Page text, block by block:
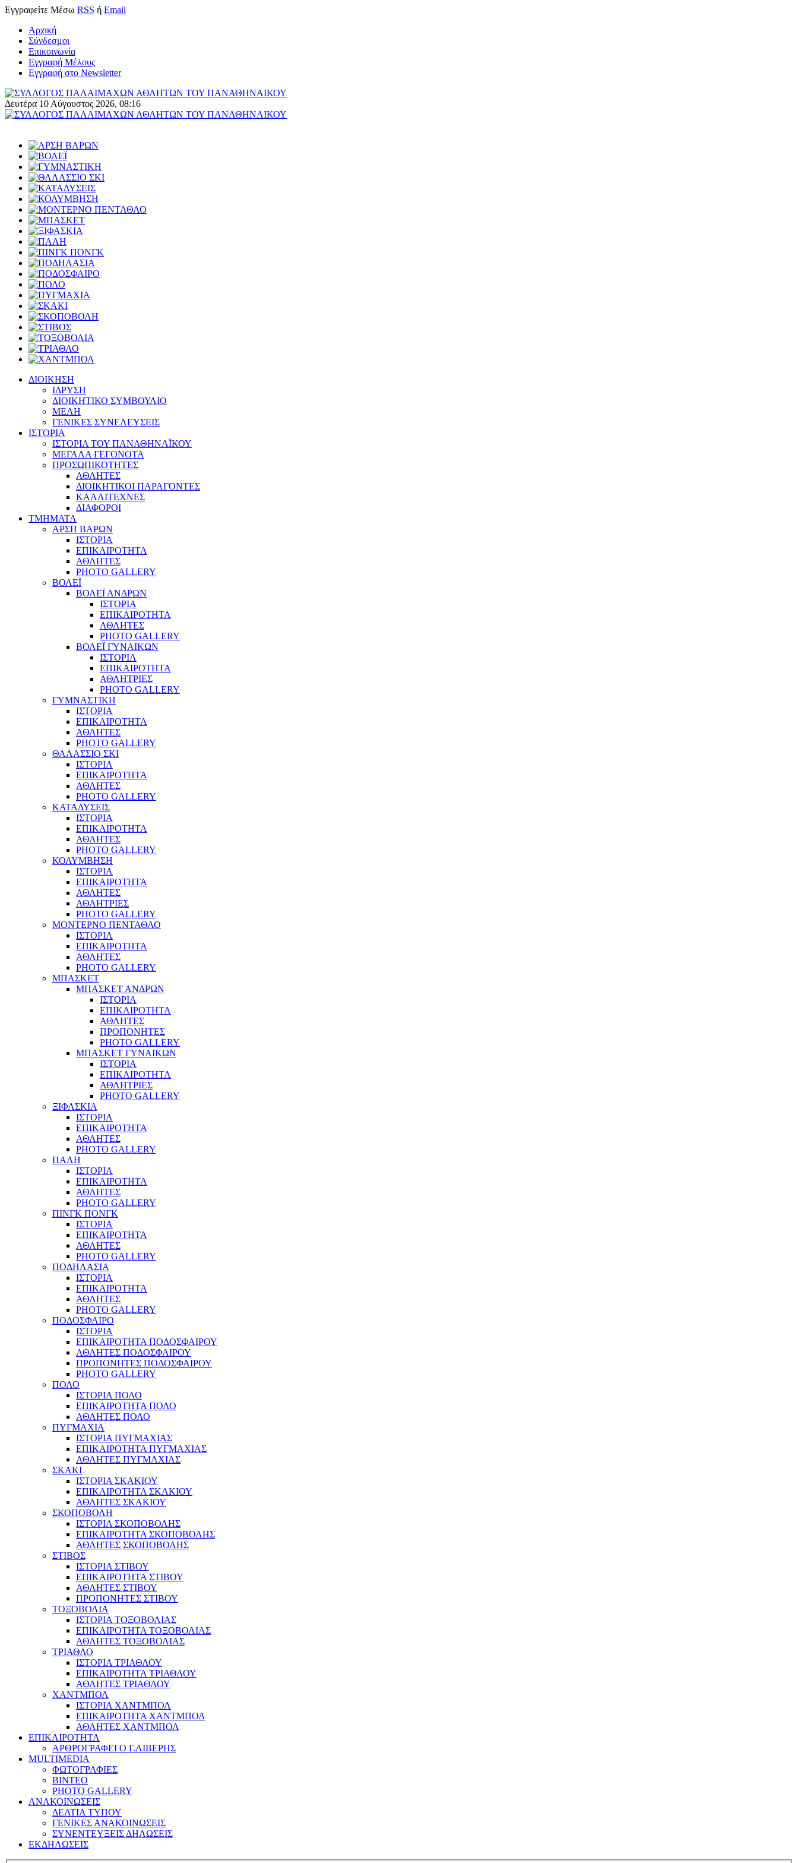
Εγγραφείτε Μέσω RSS ή Email
Αρχική
Σύνδεσμοι
Επικοινωνία
Εγγραφή Μέλους
Εγγραφή στο Newsletter
Δευτέρα 10 Αύγουστος 2026, 08:16
ΔΙΟΙΚΗΣΗ
ΙΔΡΥΣΗ
ΔΙΟΙΚΗΤΙΚΟ ΣΥΜΒΟΥΛΙΟ
ΜΕΛΗ
ΓΕΝΙΚΕΣ ΣΥΝΕΛΕΥΣΕΙΣ
ΙΣΤΟΡΙΑ
ΙΣΤΟΡΙΑ ΤΟΥ ΠΑΝΑΘΗΝΑΪΚΟΥ
ΜΕΓΑΛΑ ΓΕΓΟΝΟΤΑ
ΠΡΟΣΩΠΙΚΟΤΗΤΕΣ
ΑΘΛΗΤΕΣ
ΔΙΟΙΚΗΤΙΚΟΙ ΠΑΡΑΓΟΝΤΕΣ
ΚΑΛΛΙΤΕΧΝΕΣ
ΔΙΑΦΟΡΟΙ
ΤΜΗΜΑΤΑ
ΑΡΣΗ ΒΑΡΩΝ
ΙΣΤΟΡΙΑ
ΕΠΙΚΑΙΡΟΤΗΤΑ
ΑΘΛΗΤΕΣ
PHOTO GALLERY
ΒΟΛΕΪ
ΒΟΛΕΪ ΑΝΔΡΩΝ
ΙΣΤΟΡΙΑ
ΕΠΙΚΑΙΡΟΤΗΤΑ
ΑΘΛΗΤΕΣ
PHOTO GALLERY
ΒΟΛΕΪ ΓΥΝΑΙΚΩΝ
ΙΣΤΟΡΙΑ
ΕΠΙΚΑΙΡΟΤΗΤΑ
ΑΘΛΗΤΡΙΕΣ
PHOTO GALLERY
ΓΥΜΝΑΣΤΙΚΗ
ΙΣΤΟΡΙΑ
ΕΠΙΚΑΙΡΟΤΗΤΑ
ΑΘΛΗΤΕΣ
PHOTO GALLERY
ΘΑΛΑΣΣΙΟ ΣΚΙ
ΙΣΤΟΡΙΑ
ΕΠΙΚΑΙΡΟΤΗΤΑ
ΑΘΛΗΤΕΣ
PHOTO GALLERY
ΚΑΤΑΔΥΣΕΙΣ
ΙΣΤΟΡΙΑ
ΕΠΙΚΑΙΡΟΤΗΤΑ
ΑΘΛΗΤΕΣ
PHOTO GALLERY
ΚΟΛΥΜΒΗΣΗ
ΙΣΤΟΡΙΑ
ΕΠΙΚΑΙΡΟΤΗΤΑ
ΑΘΛΗΤΕΣ
ΑΘΛΗΤΡΙΕΣ
PHOTO GALLERY
ΜΟΝΤΕΡΝΟ ΠΕΝΤΑΘΛΟ
ΙΣΤΟΡΙΑ
ΕΠΙΚΑΙΡΟΤΗΤΑ
ΑΘΛΗΤΕΣ
PHOTO GALLERY
ΜΠΑΣΚΕΤ
ΜΠΑΣΚΕΤ ΑΝΔΡΩΝ
ΙΣΤΟΡΙΑ
ΕΠΙΚΑΙΡΟΤΗΤΑ
ΑΘΛΗΤΕΣ
ΠΡΟΠΟΝΗΤΕΣ
PHOTO GALLERY
ΜΠΑΣΚΕΤ ΓΥΝΑΙΚΩΝ
ΙΣΤΟΡΙΑ
ΕΠΙΚΑΙΡΟΤΗΤΑ
ΑΘΛΗΤΡΙΕΣ
PHOTO GALLERY
ΞΙΦΑΣΚΙΑ
ΙΣΤΟΡΙΑ
ΕΠΙΚΑΙΡΟΤΗΤΑ
ΑΘΛΗΤΕΣ
PHOTO GALLERY
ΠΑΛΗ
ΙΣΤΟΡΙΑ
ΕΠΙΚΑΙΡΟΤΗΤΑ
ΑΘΛΗΤΕΣ
PHOTO GALLERY
ΠΙΝΓΚ ΠΟΝΓΚ
ΙΣΤΟΡΙΑ
ΕΠΙΚΑΙΡΟΤΗΤΑ
ΑΘΛΗΤΕΣ
PHOTO GALLERY
ΠΟΔΗΛΑΣΙΑ
ΙΣΤΟΡΙΑ
ΕΠΙΚΑΙΡΟΤΗΤΑ
ΑΘΛΗΤΕΣ
PHOTO GALLERY
ΠΟΔΟΣΦΑΙΡΟ
ΙΣΤΟΡΙΑ
ΕΠΙΚΑΙΡΟΤΗΤΑ ΠΟΔΟΣΦΑΙΡΟΥ
ΑΘΛΗΤΕΣ ΠΟΔΟΣΦΑΙΡΟΥ
ΠΡΟΠΟΝΗΤΕΣ ΠΟΔΟΣΦΑΙΡΟΥ
PHOTO GALLERY
ΠΟΛΟ
ΙΣΤΟΡΙΑ ΠΟΛΟ
ΕΠΙΚΑΙΡΟΤΗΤΑ ΠΟΛΟ
ΑΘΛΗΤΕΣ ΠΟΛΟ
ΠΥΓΜΑΧΙΑ
ΙΣΤΟΡΙΑ ΠΥΓΜΑΧΙΑΣ
ΕΠΙΚΑΙΡΟΤΗΤΑ ΠΥΓΜΑΧΙΑΣ
ΑΘΛΗΤΕΣ ΠΥΓΜΑΧΙΑΣ
ΣΚΑΚΙ
ΙΣΤΟΡΙΑ ΣΚΑΚΙΟΥ
ΕΠΙΚΑΙΡΟΤΗΤΑ ΣΚΑΚΙΟΥ
ΑΘΛΗΤΕΣ ΣΚΑΚΙΟΥ
ΣΚΟΠΟΒΟΛΗ
ΙΣΤΟΡΙΑ ΣΚΟΠΟΒΟΛΗΣ
ΕΠΙΚΑΙΡΟΤΗΤΑ ΣΚΟΠΟΒΟΛΗΣ
ΑΘΛΗΤΕΣ ΣΚΟΠΟΒΟΛΗΣ
ΣΤΙΒΟΣ
ΙΣΤΟΡΙΑ ΣΤΙΒΟΥ
ΕΠΙΚΑΙΡΟΤΗΤΑ ΣΤΙΒΟΥ
ΑΘΛΗΤΕΣ ΣΤΙΒΟΥ
ΠΡΟΠΟΝΗΤΕΣ ΣΤΙΒΟΥ
ΤΟΞΟΒΟΛΙΑ
ΙΣΤΟΡΙΑ ΤΟΞΟΒΟΛΙΑΣ
ΕΠΙΚΑΙΡΟΤΗΤΑ ΤΟΞΟΒΟΛΙΑΣ
ΑΘΛΗΤΕΣ ΤΟΞΟΒΟΛΙΑΣ
ΤΡΙΑΘΛΟ
ΙΣΤΟΡΙΑ ΤΡΙΑΘΛΟΥ
ΕΠΙΚΑΙΡΟΤΗΤΑ ΤΡΙΑΘΛΟΥ
ΑΘΛΗΤΕΣ ΤΡΙΑΘΛΟΥ
ΧΑΝΤΜΠΟΛ
ΙΣΤΟΡΙΑ ΧΑΝΤΜΠΟΛ
ΕΠΙΚΑΙΡΟΤΗΤΑ ΧΑΝΤΜΠΟΛ
ΑΘΛΗΤΕΣ ΧΑΝΤΜΠΟΛ
ΕΠΙΚΑΙΡΟΤΗΤΑ
ΑΡΘΡΟΓΡΑΦΕΙ Ο Γ.ΛΙΒΕΡΗΣ
MULTIMEDIA
ΦΩΤΟΓΡΑΦΙΕΣ
ΒΙΝΤΕΟ
PHOTO GALLERY
ΑΝΑΚΟΙΝΩΣΕΙΣ
ΔΕΛΤΙΑ ΤΥΠΟΥ
ΓΕΝΙΚΕΣ ΑΝΑΚΟΙΝΩΣΕΙΣ
ΣΥΝΕΝΤΕΥΞΕΙΣ ΔΗΛΩΣΕΙΣ
ΕΚΔΗΛΩΣΕΙΣ